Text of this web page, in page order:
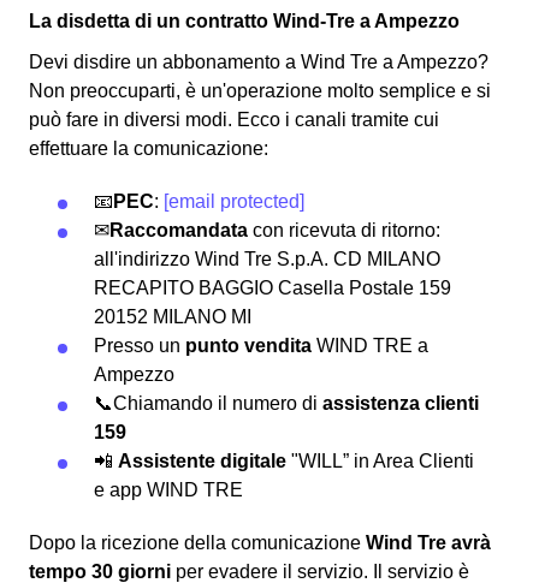
La disdetta di un contratto Wind-Tre a Ampezzo
Devi disdire un abbonamento a Wind Tre a Ampezzo?
Non preoccuparti, è un'operazione molto semplice e si
può fare in diversi modi. Ecco i canali tramite cui
effettuare la comunicazione:
📧 PEC: [email protected]
✉Raccomandata con ricevuta di ritorno:
all'indirizzo Wind Tre S.p.A. CD MILANO
RECAPITO BAGGIO Casella Postale 159
20152 MILANO MI
Presso un punto vendita WIND TRE a
Ampezzo
📞Chiamando il numero di assistenza clienti
159
📲 Assistente digitale "WILL” in Area Clienti
e app WIND TRE
Dopo la ricezione della comunicazione Wind Tre avrà
tempo 30 giorni per evadere il servizio. Il servizio è